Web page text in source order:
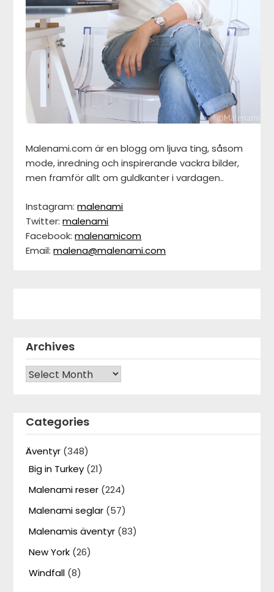
Malenami.com är en blogg om ljuva ting, såsom
mode, inredning och inspirerande vackra bilder,
men framför allt om guldkanter i vardagen..
Instagram:malenami
Twitter:malenami
Facebook:malenamicom
Email:malena@malenami.com
Archives
Archives
Categories
Äventyr (348)
Big in Turkey (21)
Malenami reser (224)
Malenami seglar (57)
Malenamis äventyr (83)
New York (26)
Windfall (8)